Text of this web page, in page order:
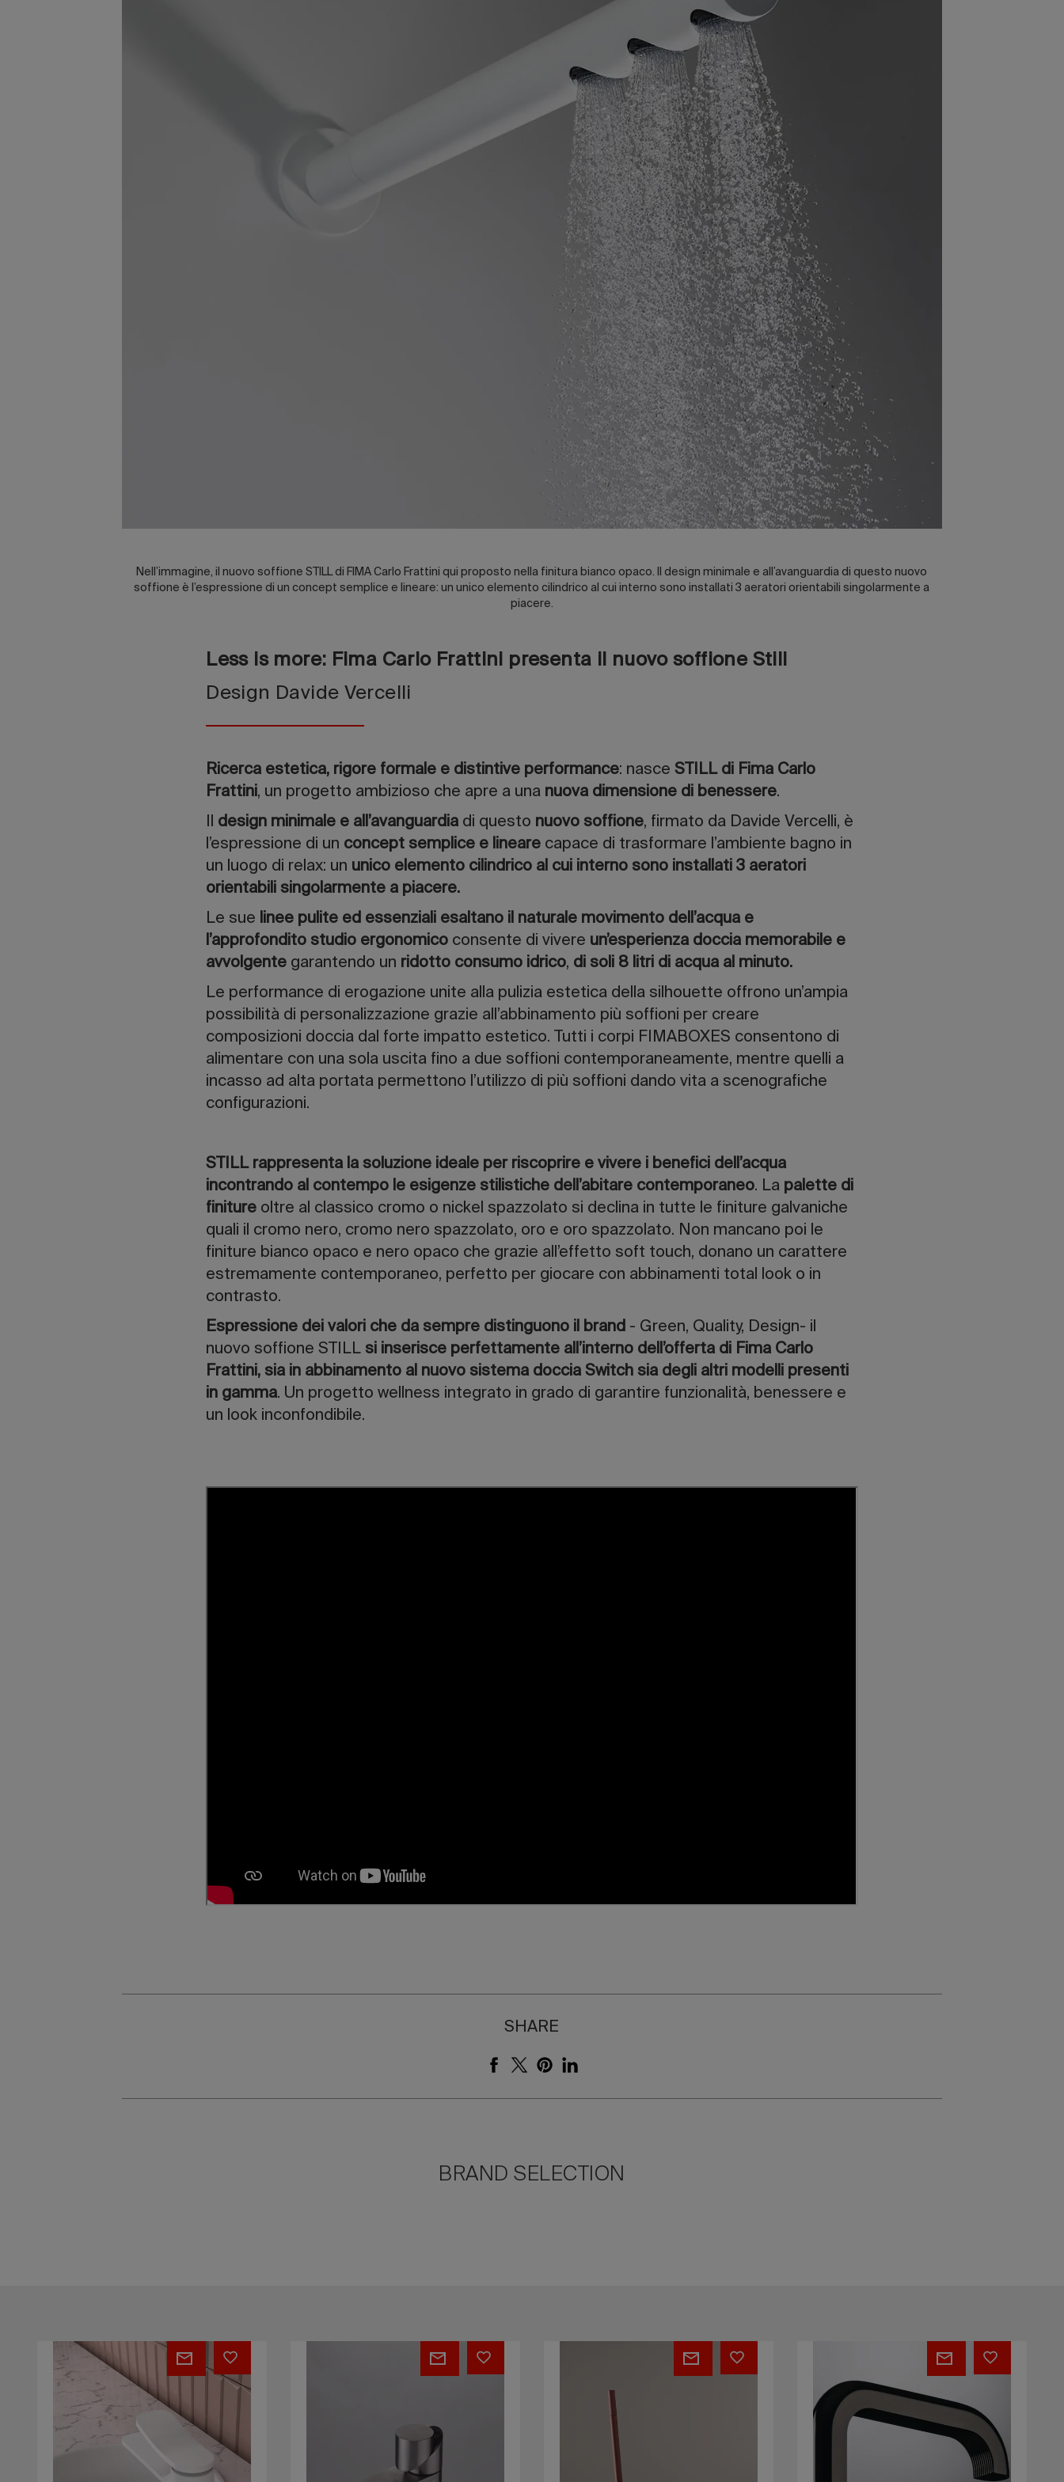
Nell’immagine, il nuovo soffione STILL di FIMA Carlo Frattini qui proposto nella finitura bianco opaco. Il design minimale e all’avanguardia di questo nuovo
soffione è l’espressione di un concept semplice e lineare: un unico elemento cilindrico al cui interno sono installati 3 aeratori orientabili singolarmente a
piacere.
Less is more: Fima Carlo Frattini presenta il nuovo soffione Still
Design Davide Vercelli
Ricerca estetica, rigore formale e distintive performance: nasceSTILL di Fima Carlo
Frattini, un progetto ambizioso che apre a una nuova dimensione di benessere.
Il design minimale e all’avanguardia di questo nuovo soffione, firmato da Davide Vercelli, è
l’espressione di un concept semplice e lineare capace di trasformare l’ambiente bagno in
un luogo di relax: un unico elemento cilindrico al cui interno sono installati 3 aeratori
orientabili singolarmente a piacere.
Le sue linee pulite ed essenziali esaltano il naturale movimento dell’acqua e
l’approfondito studio ergonomico consente di vivere un’esperienza doccia memorabile e
avvolgente garantendo un ridotto consumo idrico, di soli 8 litri di acqua al minuto.
Le performance di erogazione unite alla pulizia estetica della silhouette offrono un’ampia
possibilità di personalizzazione grazie all’abbinamento più soffioni per creare
composizioni doccia dal forte impatto estetico. Tutti i corpi FIMABOXES consentono di
alimentare con una sola uscita fino a due soffioni contemporaneamente, mentre quelli a
incasso ad alta portata permettono l’utilizzo di più soffioni dando vita a scenografiche
configurazioni.
STILL rappresenta la soluzione ideale per riscoprire e vivere i benefici dell’acqua
incontrando al contempo le esigenze stilistiche dell’abitare contemporaneo. La palette di
finiture oltre al classico cromo o nickel spazzolato si declina in tutte le finiture galvaniche
quali il cromo nero, cromo nero spazzolato, oro e oro spazzolato. Non mancano poi le
finiture bianco opaco e nero opaco che grazie all’effetto soft touch, donano un carattere
estremamente contemporaneo, perfetto per giocare con abbinamenti total look o in
contrasto.
Espressione dei valori che da sempre distinguono il brand - Green, Quality, Design- il
nuovo soffione STILL si inserisce perfettamente all’interno dell’offerta di Fima Carlo
Frattini, sia in abbinamento al nuovo sistema doccia Switch sia degli altri modelli presenti
in gamma. Un progetto wellness integrato in grado di garantire funzionalità, benessere e
un look inconfondibile.
SHARE
BRAND SELECTION